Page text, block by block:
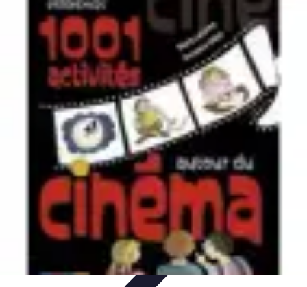
Magie de Noël
Idées et InspirationsDécorations de Noël
Décorations et
AmbianceTraditions de NoëlTraditions
Magie de Noël